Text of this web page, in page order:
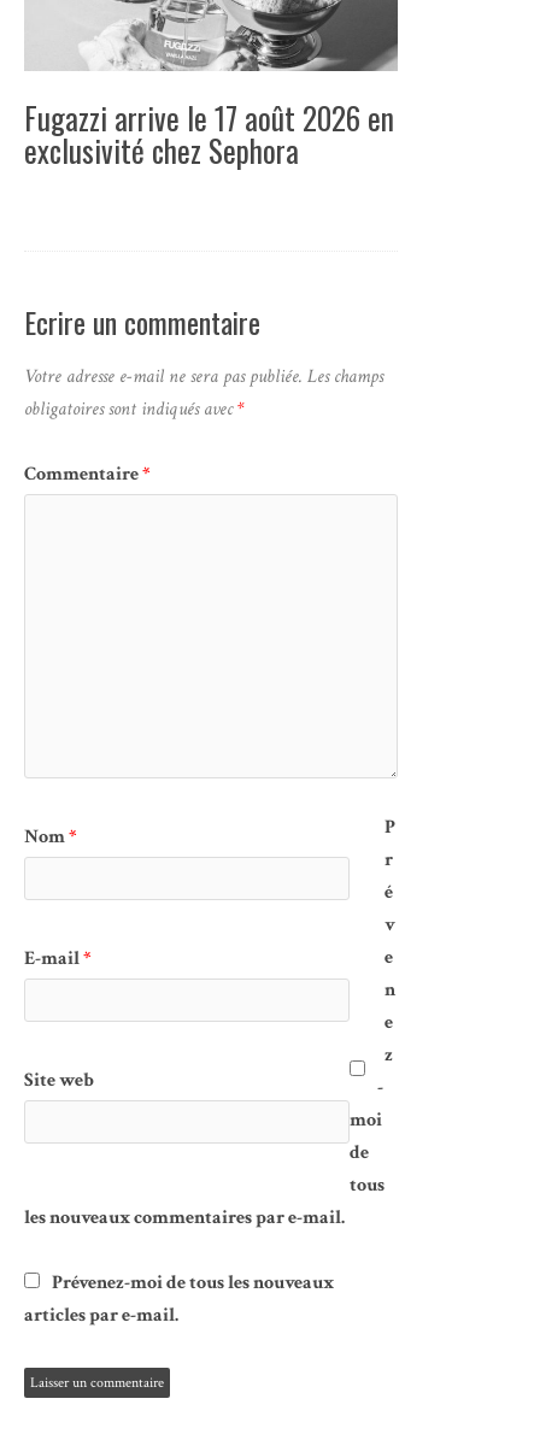
Fugazzi arrive le 17 août 2026 en
exclusivité chez Sephora
Ecrire un commentaire
Votre adresse e-mail ne sera pas publiée. Les champs
obligatoires sont indiqués avec*
Commentaire*
Nom*
E-mail*
Site web
P
r
é
v
e
n
e
z
-
moi
de
tous
les nouveaux commentaires par e-mail.
Prévenez-moi de tous les nouveaux
articles par e-mail.